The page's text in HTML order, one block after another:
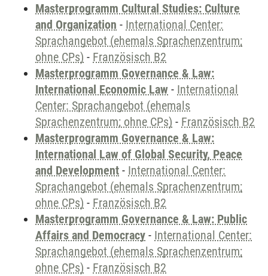
Masterprogramm Cultural Studies: Culture
and Organization - International Center:
Sprachangebot (ehemals Sprachenzentrum;
ohne CPs) - Französisch B2
Masterprogramm Governance & Law:
International Economic Law - International
Center: Sprachangebot (ehemals
Sprachenzentrum; ohne CPs) - Französisch B2
Masterprogramm Governance & Law:
International Law of Global Security, Peace
and Development - International Center:
Sprachangebot (ehemals Sprachenzentrum;
ohne CPs) - Französisch B2
Masterprogramm Governance & Law: Public
Affairs and Democracy - International Center:
Sprachangebot (ehemals Sprachenzentrum;
ohne CPs) - Französisch B2